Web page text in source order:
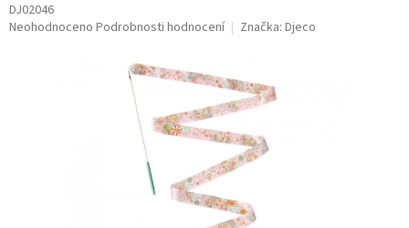
DJ02046
Průměrné
Neohodnoceno Podrobnosti hodnocení Značka: Djeco